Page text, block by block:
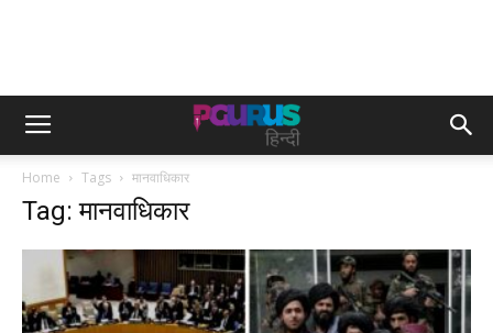
Home Tags मानवाधिकार
Tag: मानवाधिकार